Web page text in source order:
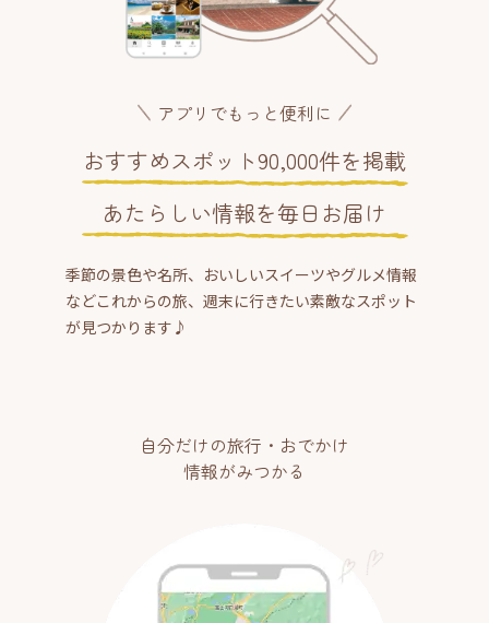
アプリでもっと便利に
おすすめスポット90,000件を掲載
あたらしい情報を毎日お届け
季節の景色や名所、おいしいスイーツやグルメ情報
などこれからの旅、週末に行きたい素敵なスポット
が見つかります♪
自分だけの旅行・おでかけ
情報がみつかる